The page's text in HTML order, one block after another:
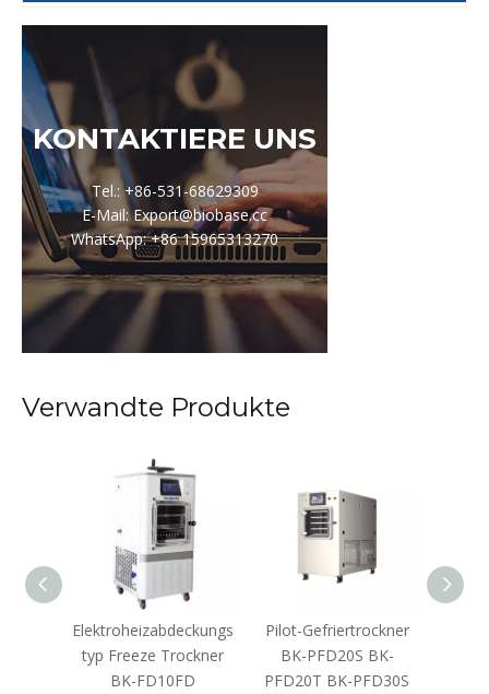
KONTAKTIERE UNS
Tel.: +86-531-68629309
E-Mail: Export@biobase.cc
WhatsApp: +86 15965313270
Verwandte Produkte
Elektroheizabdeckungs
typ Freeze Trockner
BK-FD10FD
Pilot-Gefriertrockner
BK-PFD20S BK-
PFD20T BK-PFD30S